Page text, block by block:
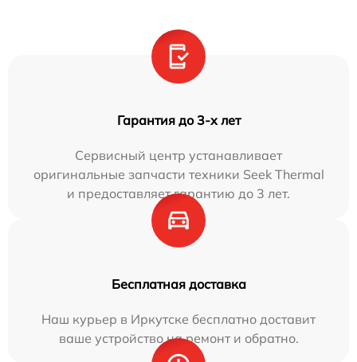
Гарантия до 3-х лет
Сервисный центр устанавливает
оригинальные запчасти техники Seek Thermal
и предоставляет гарантию до 3 лет.
Бесплатная доставка
Наш курьер в Иркутске бесплатно доставит
ваше устройство на ремонт и обратно.